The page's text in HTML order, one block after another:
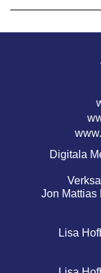
Digitala
Jon Mattias
Lisa